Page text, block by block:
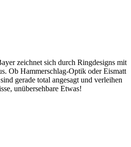
zeichnet sich durch Ringdesigns mit
Ob Hammerschlag-Optik oder Eismatt
gerade total angesagt und verleihen
unübersehbare Etwas!